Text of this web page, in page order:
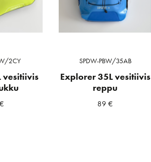
2CY
vesitiivis
€
SPDW-PBW/35AB
Explorer 35L vesitiivis
reppu
89€